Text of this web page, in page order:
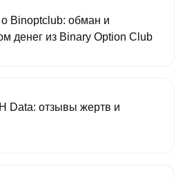
Binoptclub: обман и
денег из Binary Option Club
Data: отзывы жертв и